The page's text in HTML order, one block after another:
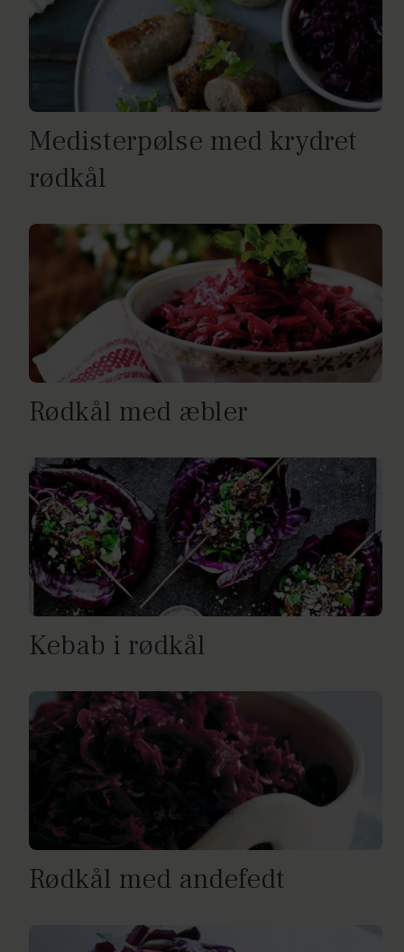
Medisterpølse med krydret
rødkål
Rødkål med æbler
Kebab i rødkål
Rødkål med andefedt